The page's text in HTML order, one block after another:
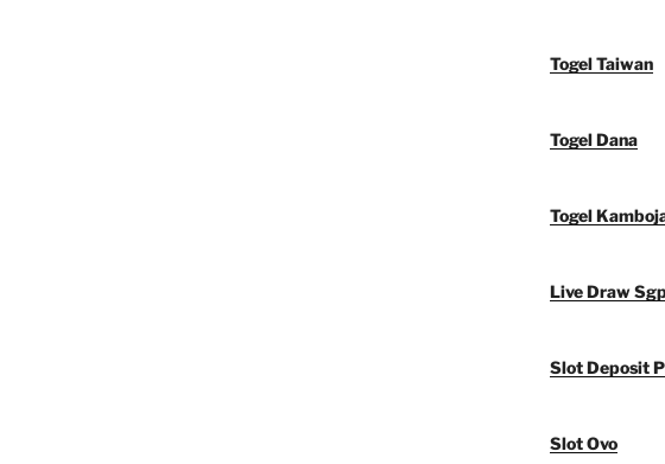
Togel Taiwan
Togel Dana
Togel
Live Draw
Slot Deposit
Slot Ovo